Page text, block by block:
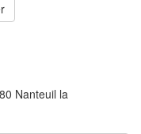
Nanteuil la